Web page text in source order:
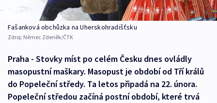
Fašanková obchůzka na Uherskohradišťsku
Zdroj: Němec Zdeněk/ČTK
Praha - Stovky míst po celém Česku dnes ovládly
masopustní maškary. Masopust je období od Tří králů
do Popeleční středy. Ta letos připadá na 22. února.
Popeleční středou začíná postní období, které trvá